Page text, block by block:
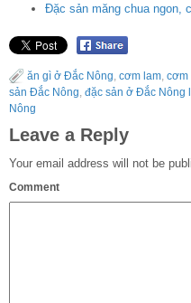
Đặc sản măng chua ngon,
ăn gì ở Đắc Nông, cơm lam, cơm
sản Đắc Nông, đặc sản ở Đắc Nông
Nông
Leave a Reply
Your email address will not be
Comment